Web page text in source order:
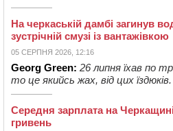
На черкаській дамбі загинув
зустрічній смузі із вантажівкою
05 СЕРПНЯ 2026, 12:16
Georg Green: 26 липня їхав по
то це якийсь жах, від цих їздюків.
Середня зарплата на
гривень